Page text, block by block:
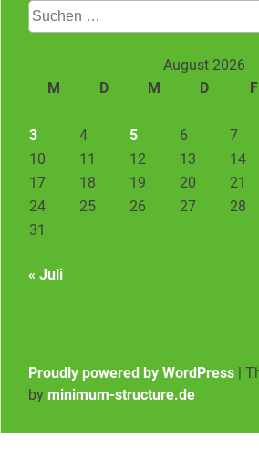
Suchen
nach:
August 2026
M
D M D F
3
4 5 6 7
10
11 12 13 14
17
18 19 20 21
24
25 26 27 28
31
« Juli
Proudly powered by WordPress |
by minimum-structure.de